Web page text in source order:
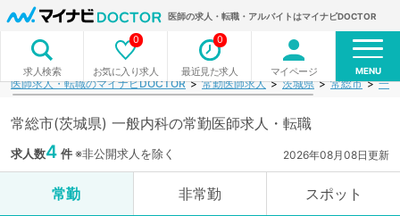
医師の求人・転職・アルバイトはマイナビDOCTOR
求人検索 お気に入り求人
0
最近見た求人
0
マイページ MENU
医師求人・転職のマイナビDOCTOR 常勤医師求人 茨城県 常総市 一
常総市(茨城県) 一般内科の常勤医師求人・転職
求人数4 件※非公開求人を除く 2026年08月08日更新
常勤 非常勤 スポット